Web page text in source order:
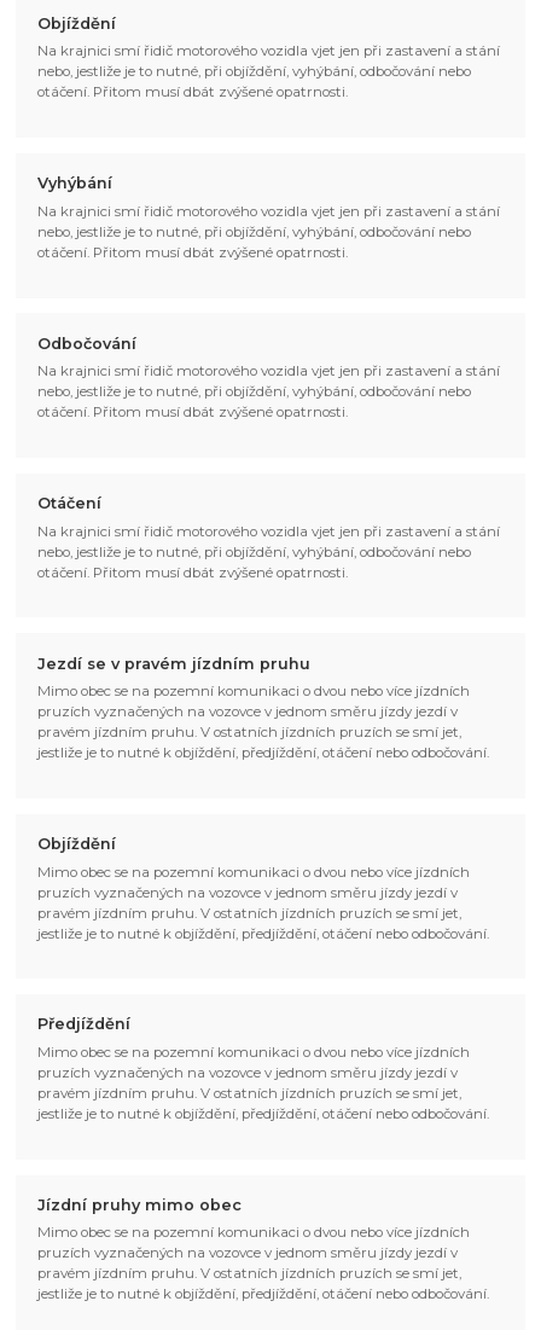
Objíždění
Na krajnici smí řidič motorového vozidla vjet jen při zastavení a stání
nebo, jestliže je to nutné, při objíždění, vyhýbání, odbočování nebo
otáčení. Přitom musí dbát zvýšené opatrnosti.
Vyhýbání
Na krajnici smí řidič motorového vozidla vjet jen při zastavení a stání
nebo, jestliže je to nutné, při objíždění, vyhýbání, odbočování nebo
otáčení. Přitom musí dbát zvýšené opatrnosti.
Odbočování
Na krajnici smí řidič motorového vozidla vjet jen při zastavení a stání
nebo, jestliže je to nutné, při objíždění, vyhýbání, odbočování nebo
otáčení. Přitom musí dbát zvýšené opatrnosti.
Otáčení
Na krajnici smí řidič motorového vozidla vjet jen při zastavení a stání
nebo, jestliže je to nutné, při objíždění, vyhýbání, odbočování nebo
otáčení. Přitom musí dbát zvýšené opatrnosti.
Jezdí se v pravém jízdním pruhu
Mimo obec se na pozemní komunikaci o dvou nebo více jízdních
pruzích vyznačených na vozovce v jednom směru jízdy jezdí v
pravém jízdním pruhu. V ostatních jízdních pruzích se smí jet,
jestliže je to nutné k objíždění, předjíždění, otáčení nebo odbočování.
Objíždění
Mimo obec se na pozemní komunikaci o dvou nebo více jízdních
pruzích vyznačených na vozovce v jednom směru jízdy jezdí v
pravém jízdním pruhu. V ostatních jízdních pruzích se smí jet,
jestliže je to nutné k objíždění, předjíždění, otáčení nebo odbočování.
Předjíždění
Mimo obec se na pozemní komunikaci o dvou nebo více jízdních
pruzích vyznačených na vozovce v jednom směru jízdy jezdí v
pravém jízdním pruhu. V ostatních jízdních pruzích se smí jet,
jestliže je to nutné k objíždění, předjíždění, otáčení nebo odbočování.
Jízdní pruhy mimo obec
Mimo obec se na pozemní komunikaci o dvou nebo více jízdních
pruzích vyznačených na vozovce v jednom směru jízdy jezdí v
pravém jízdním pruhu. V ostatních jízdních pruzích se smí jet,
jestliže je to nutné k objíždění, předjíždění, otáčení nebo odbočování.